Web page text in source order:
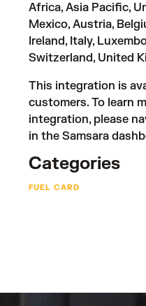
Categories
FUEL CARD
Africa, Asia Pacific,
Mexico, Austria,
Ireland, Italy,
Switzerland, United
This integration is
customers. To learn
integration, please
in the Samsara